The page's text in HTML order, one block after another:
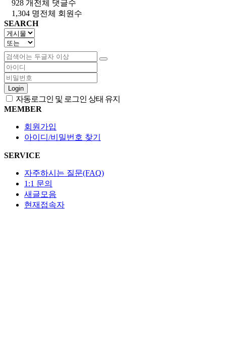
928 개 전체 댓글수
1,304 명전체 회원수
SEARCH
Login
자동로그인 및 로그인 상태 유지
MEMBER
회원가입
아이디/비밀번호 찾기
SERVICE
자주하시는 질문(FAQ)
1:1 문의
새글모음
현재접속자